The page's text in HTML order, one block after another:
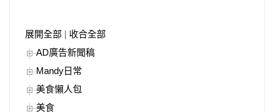
展開全部
收合全部
AD廣告新聞稿
Mandy日常
美食懶人包
美食